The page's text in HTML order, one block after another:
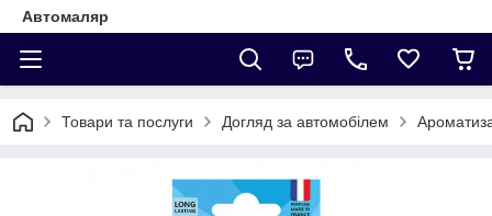
Автомаляр
Товари та послуги Догляд за автомобілем